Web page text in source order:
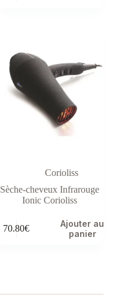
Corioliss
Sèche-cheveux Infrarouge
Ionic Corioliss
70.80€
Ajouter au
panier